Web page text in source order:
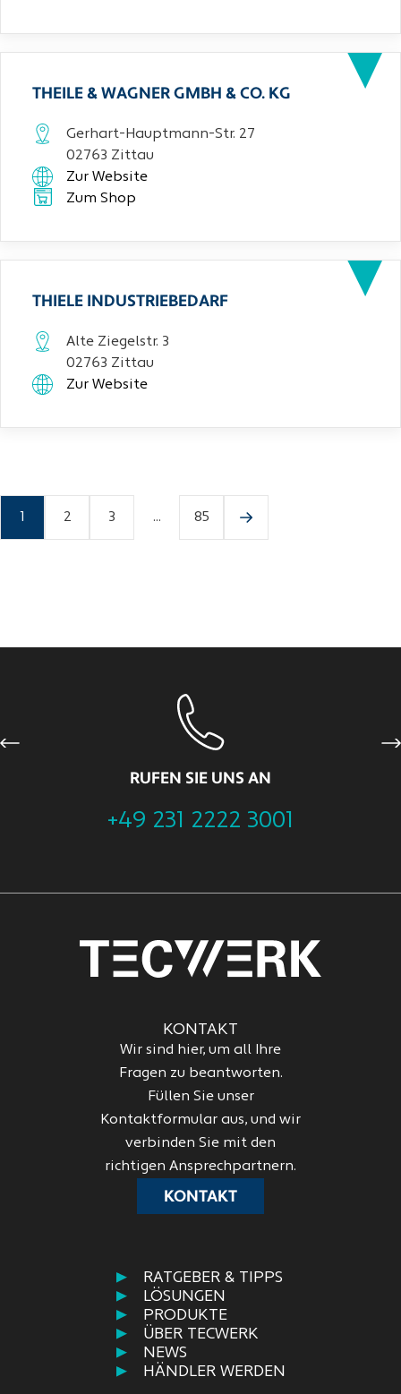
THEILE & WAGNER GMBH & CO. KG
Gerhart-Hauptmann-Str. 27
02763 Zittau
Zur Website
Zum Shop
THIELE INDUSTRIEBEDARF
Alte Ziegelstr. 3
02763 Zittau
Zur Website
2 3 ... 85
RUFEN SIE UNS AN
+49 231 2222 3001
Previous
RATGEBER & TIPPS
LÖSUNGEN
PRODUKTE
ÜBER TECWERK
NEWS
HÄNDLER WERDEN
KONTAKT
Wir sind hier, um all Ihre
Fragen zu beantworten.
Füllen Sie unser
Kontaktformular aus, und wir
verbinden Sie mit den
richtigen Ansprechpartnern.
KONTAKT